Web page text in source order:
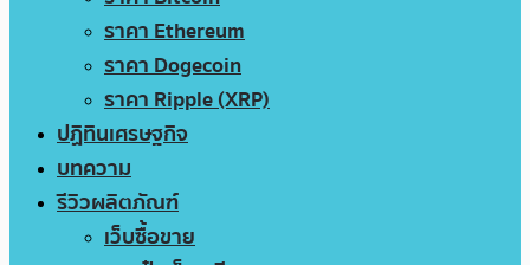
ราคา Ethereum
ราคา Dogecoin
ราคา Ripple (XRP)
ปฏิทินเศรษฐกิจ
บทความ
รีวิวผลิตภัณฑ์
เว็บซื้อขาย